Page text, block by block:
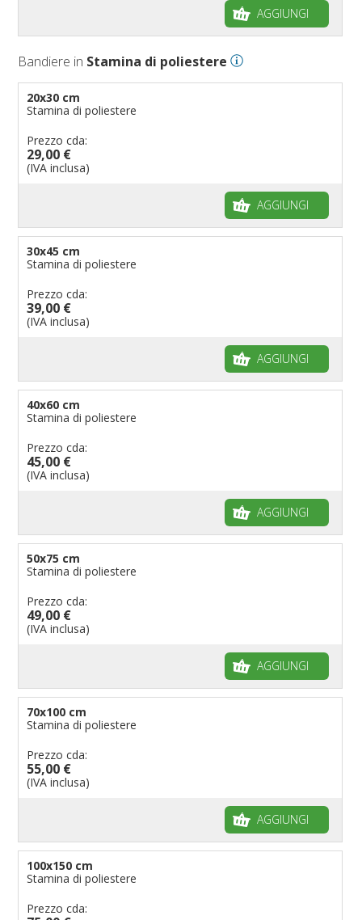
AGGIUNGI
Bandiere in Stamina di poliestere
20x30 cm
Stamina di poliestere
Prezzo cda:
29,00 €
(IVA inclusa)
AGGIUNGI
30x45 cm
Stamina di poliestere
Prezzo cda:
39,00 €
(IVA inclusa)
AGGIUNGI
40x60 cm
Stamina di poliestere
Prezzo cda:
45,00 €
(IVA inclusa)
AGGIUNGI
50x75 cm
Stamina di poliestere
Prezzo cda:
49,00 €
(IVA inclusa)
AGGIUNGI
70x100 cm
Stamina di poliestere
Prezzo cda:
55,00 €
(IVA inclusa)
AGGIUNGI
100x150 cm
Stamina di poliestere
Prezzo cda: